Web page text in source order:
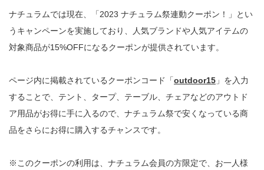
ナチュラムでは現在、「2023 ナチュラム祭連動クーポン！」とい
うキャンペーンを実施しており、人気ブランドや人気アイテムの
対象商品が15%OFFになるクーポンが提供されています。
ページ内に掲載されているクーポンコード「outdoor15 」を入力
することで、テント、タープ、テーブル、チェアなどのアウトド
ア用品がお得に手に入るので、ナチュラム祭で安くなっている商
品をさらにお得に購入するチャンスです。
※このクーポンの利用は、ナチュラム会員の方限定で、お一人様